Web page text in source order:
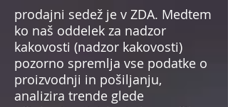
prodajni sedež je v ZDA. Medtem
ko naš oddelek za nadzor
kakovosti (nadzor kakovosti)
pozorno spremlja vse podatke o
proizvodnji in pošiljanju,
analizira trende glede